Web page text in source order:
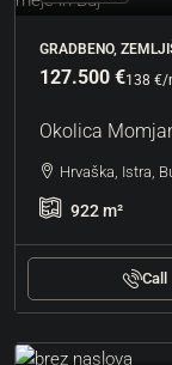
GRADBENO,
127.500 €138 €/
Okolica
Hrvaška, Istra,
922m²
Call